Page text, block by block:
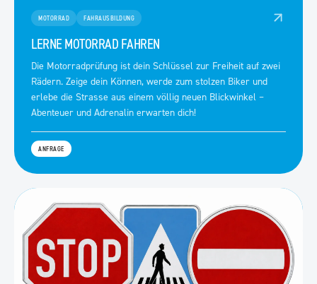
MOTORRAD FAHRAUSBILDUNG
LERNE MOTORRAD FAHREN
Die Motorradprüfung ist dein Schlüssel zur Freiheit auf zwei
Rädern. Zeige dein Können, werde zum stolzen Biker und
erlebe die Strasse aus einem völlig neuen Blickwinkel –
Abenteuer und Adrenalin erwarten dich!
ANFRAGE